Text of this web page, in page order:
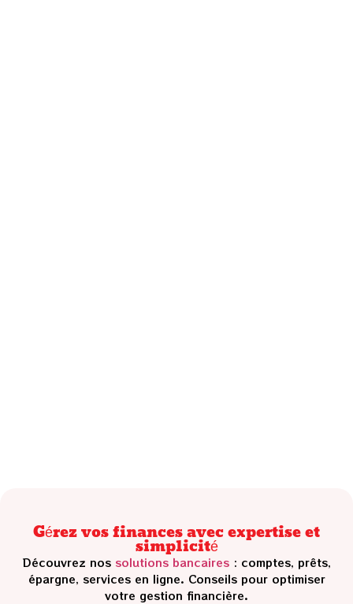
Gérez vos finances avec expertise et
simplicité
Découvrez nos solutions bancaires: comptes, prêts,
épargne, services en ligne. Conseils pour optimiser
votre gestion financière.